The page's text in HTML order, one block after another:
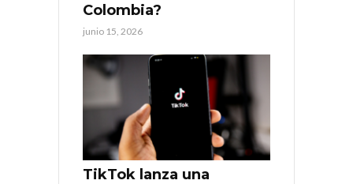
Colombia?
junio 15, 2026
TikTok lanza una